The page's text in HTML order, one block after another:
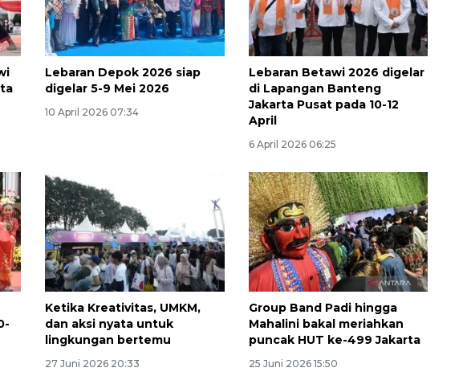
Lebaran Depok 2026 siap
digelar 5-9 Mei 2026
10 April 2026 07:34
Lebaran Betawi 2026 digelar
di Lapangan Banteng
Jakarta Pusat pada 10-12
April
6 April 2026 06:25
Ketika Kreativitas, UMKM,
dan aksi nyata untuk
lingkungan bertemu
27 Juni 2026 20:33
Group Band Padi hingga
Mahalini bakal meriahkan
puncak HUT ke-499 Jakarta
25 Juni 2026 15:50
2026-08-05 18:00:00